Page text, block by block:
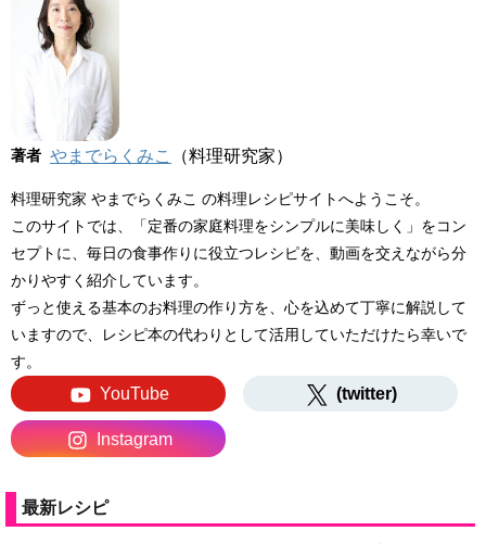
著者 やまでらくみこ （料理研究家）
料理研究家 やまでらくみこ の料理レシピサイトへようこそ。
このサイトでは、「定番の家庭料理をシンプルに美味しく」をコン
セプトに、毎日の食事作りに役立つレシピを、動画を交えながら分
かりやすく紹介しています。
ずっと使える基本のお料理の作り方を、心を込めて丁寧に解説して
いますので、レシピ本の代わりとして活用していただけたら幸いで
す。
YouTube (twitter)
Instagram
最新レシピ